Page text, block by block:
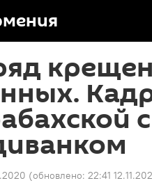
(обновлено: 22:41